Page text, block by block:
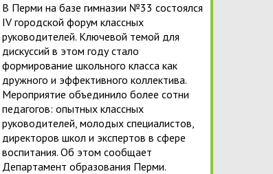
В Перми на базе гимназии №33 состоялся
IV городской форум классных
руководителей. Ключевой темой для
дискуссий в этом году стало
формирование школьного класса как
дружного и эффективного коллектива.
Мероприятие объединило более сотни
педагогов: опытных классных
руководителей, молодых специалистов,
директоров школ и экспертов в сфере
воспитания. Об этом сообщает
Департамент образования Перми.